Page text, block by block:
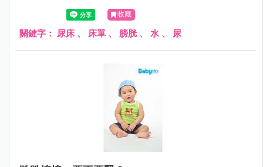
會尿床。尿床雖然稱不上什麼嚴重的醫療問題，但對父母或
小孩而言，尿床這件事，有時卻是沉重的打擊。
收藏
關鍵字： 尿床 、 床單 、 膀胱、 水 、 尿